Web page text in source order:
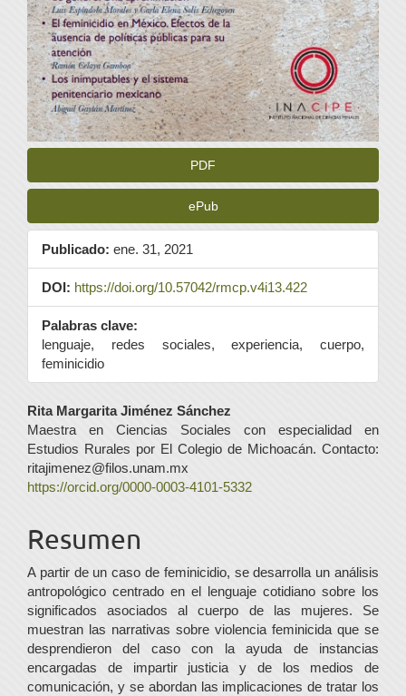
PDF
ePub
Publicado: ene. 31, 2021
DOI: https://doi.org/10.57042/rmcp.v4i13.422
Palabras clave:
lenguaje, redes sociales, experiencia, cuerpo,
feminicidio
Contenido
principal
del
artículo
Rita Margarita Jiménez Sánchez
Maestra en Ciencias Sociales con especialidad en
Estudios Rurales por El Colegio de Michoacán. Contacto:
ritajimenez@filos.unam.mx
https://orcid.org/0000-0003-4101-5332
Resumen
A partir de un caso de feminicidio, se desarrolla un análisis
antropológico centrado en el lenguaje cotidiano sobre los
significados asociados al cuerpo de las mujeres. Se
muestran las narrativas sobre violencia feminicida que se
desprendieron del caso con la ayuda de instancias
encargadas de impartir justicia y de los medios de
comunicación, y se abordan las implicaciones de tratar los